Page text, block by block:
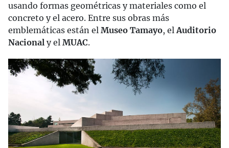
usando formas geométricas y materiales como el
concreto y el acero. Entre sus obras más
emblemáticas están el Museo Tamayo, elAuditorio
Nacional y el MUAC.